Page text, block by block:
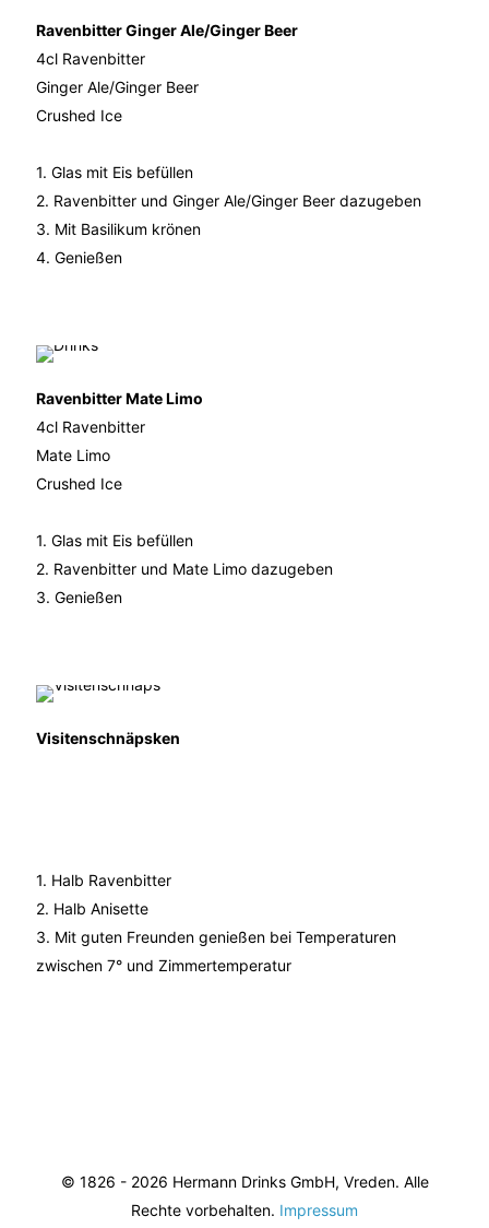
Ravenbitter Ginger Ale/Ginger Beer
4cl Ravenbitter
Ginger Ale/Ginger Beer
Crushed Ice
1. Glas mit Eis befüllen
2. Ravenbitter und Ginger Ale/Ginger Beer dazugeben
3. Mit Basilikum krönen
4. Genießen
Ravenbitter Mate Limo
4cl Ravenbitter
Mate Limo
Crushed Ice
1. Glas mit Eis befüllen
2. Ravenbitter und Mate Limo dazugeben
3. Genießen
Visitenschnäpsken
1. Halb Ravenbitter
2. Halb Anisette
3. Mit guten Freunden genießen bei Temperaturen
zwischen 7° und Zimmertemperatur
© 1826 - 2026 Hermann Drinks GmbH, Vreden. Alle
Rechte vorbehalten. Impressum